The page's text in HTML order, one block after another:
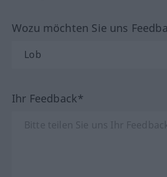
Wozu möchten Sie uns
Ihr Feedback*